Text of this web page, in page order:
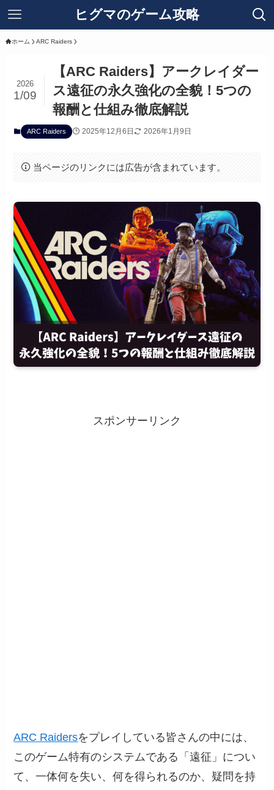
ヒグマのゲーム攻略
ホーム ARC Raiders
【ARC Raiders】アークレイダー
ス遠征の永久強化の全貌！5つの
報酬と仕組み徹底解説
2026
1/09
ARC Raiders 2025年12月6日 2026年1月9日
当ページのリンクには広告が含まれています。
スポンサーリンク
ARC Raidersをプレイしている皆さんの中には、
このゲーム特有のシステムである「遠征」につい
て、一体何を失い、何を得られるのか、疑問を持